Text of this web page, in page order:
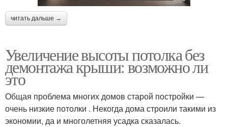
читать дальше →
Увеличение высоты потолка без
демонтажа крыши: возможно ли
это
Общая проблема многих домов старой постройки —
очень низкие потолки . Некогда дома строили такими из
экономии, да и многолетняя усадка сказалась.